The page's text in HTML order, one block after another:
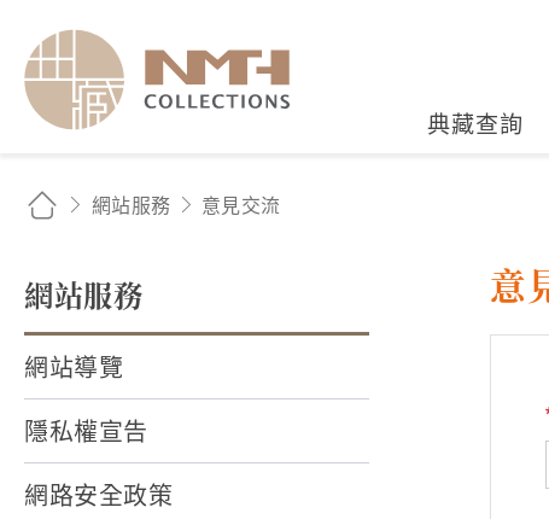
典藏查詢
網站服務 意見交流
網站服務
網站導覽
隱私權宣告
網路安全政策
意